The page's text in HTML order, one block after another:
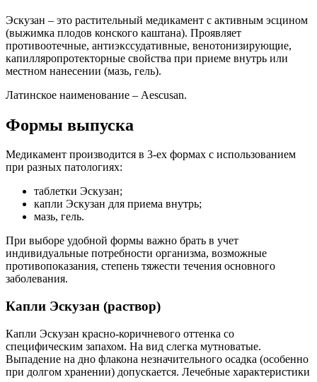
Эскузан – это растительный медикамент с активным эсцином
(выжимка плодов конского каштана). Проявляет
противоотечные, антиэкссудативные, венотонизирующие,
капилляропротекторные свойства при приеме внутрь или
местном нанесении (мазь, гель).
Латинское наименование – Aescusan.
Формы выпуска
Медикамент производится в 3-ех формах с использованием
при разных патологиях:
таблетки Эскузан;
капли Эскузан для приема внутрь;
мазь, гель.
При выборе удобной формы важно брать в учет
индивидуальные потребности организма, возможные
противопоказания, степень тяжести течения основного
заболевания.
Капли Эскузан (раствор)
Капли Эскузан красно-коричневого оттенка со
специфическим запахом. На вид слегка мутноватые.
Выпадение на дно флакона незначительного осадка (особенно
при долгом хранении) допускается. Лечебные характеристики